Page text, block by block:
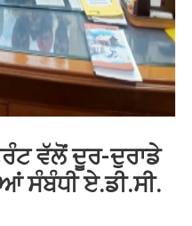
ਵੱਲੋਂ ਦੂਰ-ਦੁਰਾਡੇ
ਸੰਬੰਧੀ ਏ.ਡੀ.ਸੀ.